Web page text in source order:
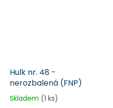
Hulk nr. 48 -
nerozbalená (FNP)
Skladem (1 ks)